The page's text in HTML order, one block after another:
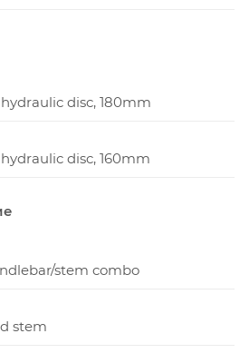
disc, 180mm
disc, 160mm
stem combo
stem